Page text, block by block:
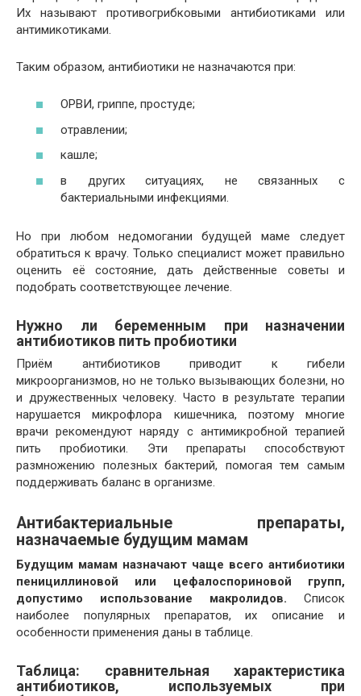
Их называют противогрибковыми антибиотиками или
антимикотиками.
Таким образом, антибиотики не назначаются при:
ОРВИ, гриппе, простуде;
отравлении;
кашле;
в других ситуациях, не связанных с
бактериальными инфекциями.
Но при любом недомогании будущей маме следует
обратиться к врачу. Только специалист может правильно
оценить её состояние, дать действенные советы и
подобрать соответствующее лечение.
Нужно ли беременным при назначении
антибиотиков пить пробиотики
Приём антибиотиков приводит к гибели
микроорганизмов, но не только вызывающих болезни, но
и дружественных человеку. Часто в результате терапии
нарушается микрофлора кишечника, поэтому многие
врачи рекомендуют наряду с антимикробной терапией
пить пробиотики. Эти препараты способствуют
размножению полезных бактерий, помогая тем самым
поддерживать баланс в организме.
Антибактериальные препараты,
назначаемые будущим мамам
Будущим мамам назначают чаще всего антибиотики
пенициллиновой или цефалоспориновой групп,
допустимо использование макролидов. Список
наиболее популярных препаратов, их описание и
особенности применения даны в таблице.
Таблица: сравнительная характеристика
антибиотиков, используемых при